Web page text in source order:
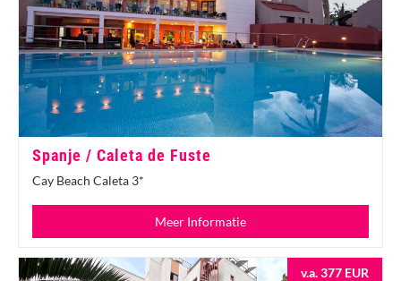
Spanje / Caleta de Fuste
Cay Beach Caleta 3*
Meer Informatie
v.a. 377 EUR